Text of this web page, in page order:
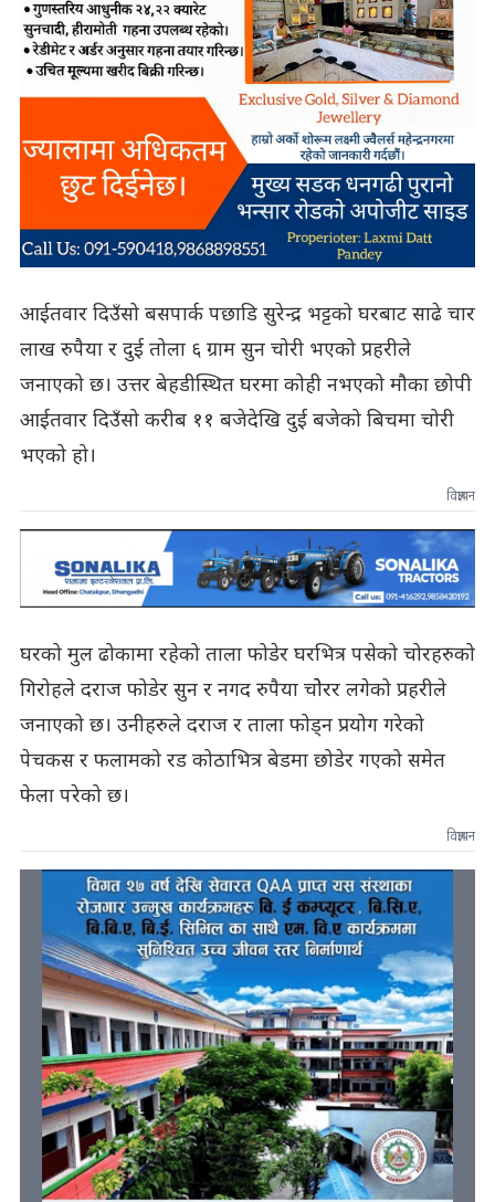
आईतवार दिउँसो बसपार्क पछाडि सुरेन्द्र भट्टको घरबाट साढे चार
लाख रुपैया र दुई तोला ६ ग्राम सुन चोरी भएको प्रहरीले
जनाएको छ। उत्तर बेहडीस्थित घरमा कोही नभएको मौका छोपी
आईतवार दिउँसो करीब ११ बजेदेखि दुई बजेको बिचमा चोरी
भएको हो।
विज्ञापन
घरको मुल ढोकामा रहेको ताला फोडेर घरभित्र पसेको चोरहरुको
गिरोहले दराज फोडेर सुन र नगद रुपैया चोेरर लगेको प्रहरीले
जनाएको छ। उनीहरुले दराज र ताला फोड्न प्रयोग गरेको
पेचकस र फलामको रड कोठाभित्र बेडमा छोडेर गएको समेत
फेला परेको छ।
विज्ञापन